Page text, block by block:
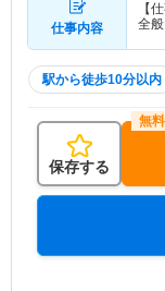
仕事内容
【
全
駅から徒歩10分以内
保存する